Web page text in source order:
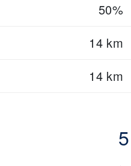
50%
14 km
14 km
5